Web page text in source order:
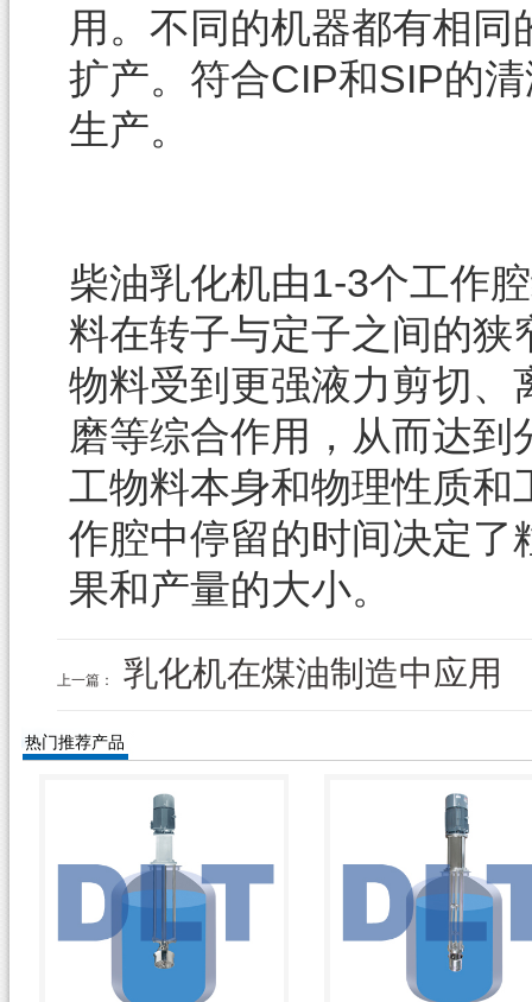
用。不同的机器都有相
扩产。符合CIP和SIP的
生产。
柴油乳化机由1-3个工作
料在转子与定子之间的狭
物料受到更强液力剪切、
磨等综合作用，从而达
工物料本身和物理性质和
作腔中停留的时间决定了
果和产量的大小。
上一篇： 乳化机在煤油制造中应用
热门推荐产品